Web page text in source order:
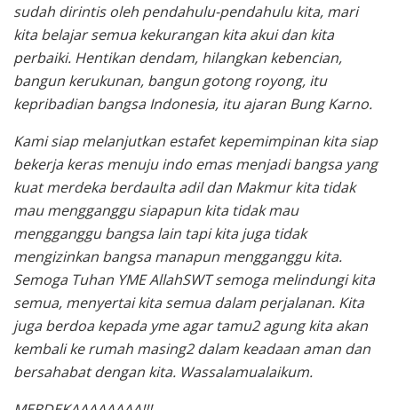
sudah dirintis oleh pendahulu-pendahulu kita, mari
kita belajar semua kekurangan kita akui dan kita
perbaiki. Hentikan dendam, hilangkan kebencian,
bangun kerukunan, bangun gotong royong, itu
kepribadian bangsa Indonesia, itu ajaran Bung Karno.
Kami siap melanjutkan estafet kepemimpinan kita siap
bekerja keras menuju indo emas menjadi bangsa yang
kuat merdeka berdaulta adil dan Makmur kita tidak
mau mengganggu siapapun kita tidak mau
mengganggu bangsa lain tapi kita juga tidak
mengizinkan bangsa manapun mengganggu kita.
Semoga Tuhan YME AllahSWT semoga melindungi kita
semua, menyertai kita semua dalam perjalanan. Kita
juga berdoa kepada yme agar tamu2 agung kita akan
kembali ke rumah masing2 dalam keadaan aman dan
bersahabat dengan kita. Wassalamualaikum.